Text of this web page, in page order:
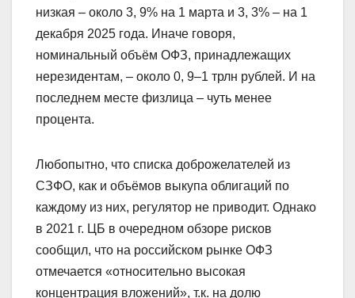
низкая – около 3, 9% на 1 марта и 3, 3% – на 1
декабря 2025 года. Иначе говоря,
номинальный объём ОФЗ, принадлежащих
нерезидентам, – около 0, 9–1 трлн рублей. И на
последнем месте физлица – чуть менее
процента.
Любопытно, что списка доброжелателей из
СЗФО, как и объёмов выкупа облигаций по
каждому из них, регулятор не приводит. Однако
в 2021 г. ЦБ в очередном обзоре рисков
сообщил, что на российском рынке ОФЗ
отмечается «относительно высокая
концентрация вложений», т.к. на долю